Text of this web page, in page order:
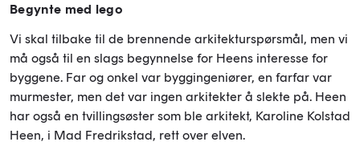
Begynte med lego
Vi skal tilbake til de brennende arkitekturspørsmål, men vi
må også til en slags begynnelse for Heens interesse for
byggene. Far og onkel var byggingeniører, en farfar var
murmester, men det var ingen arkitekter å slekte på. Heen
har også en tvillingsøster som ble arkitekt, Karoline Kolstad
Heen, i Mad Fredrikstad, rett over elven.